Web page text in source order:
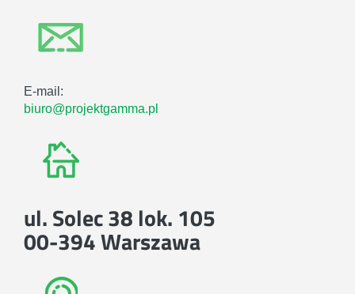
E-mail:
biuro@projektgamma.pl
ul. Solec 38 lok. 105
00-394 Warszawa